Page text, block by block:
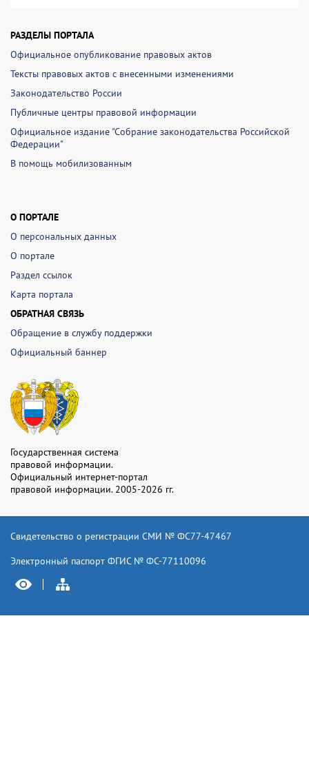
РАЗДЕЛЫ ПОРТАЛА
Официальное опубликование правовых актов
Тексты правовых актов с внесенными изменениями
Законодательство России
Публичные центры правовой информации
Официальное издание "Собрание законодательства Российской
Федерации"
В помощь мобилизованным
О ПОРТАЛЕ
О персональных данных
О портале
Раздел ссылок
Карта портала
ОБРАТНАЯ СВЯЗЬ
Обращение в службу поддержки
Официальный баннер
Государственная система
правовой информации.
Официальный интернет-портал
правовой информации. 2005-2026 гг.
Свидетельство о регистрации СМИ № ФС77-47467
Электронный паспорт ФГИС № ФС-77110096